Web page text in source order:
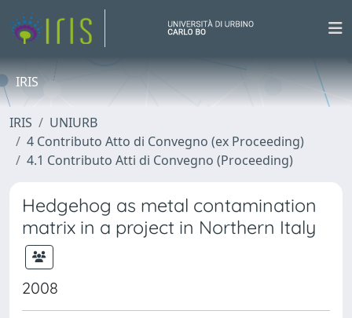
IRIS
IRIS
UNIURB
4 Contributo Atto di Convegno (ex Proceeding)
4.1 Contributo Atti di Convegno (Proceeding)
Hedgehog as metal contamination
matrix in a project in Northern Italy
2008